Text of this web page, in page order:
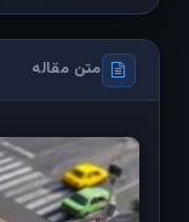
متن مقاله